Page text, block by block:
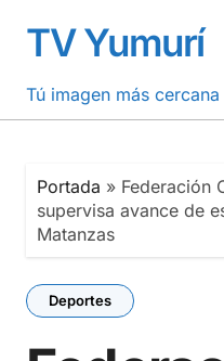
contenido
TV Yumurí
Tú imagen más cercana
Portada » Federación
supervisa avance de
Matanzas
Deportes